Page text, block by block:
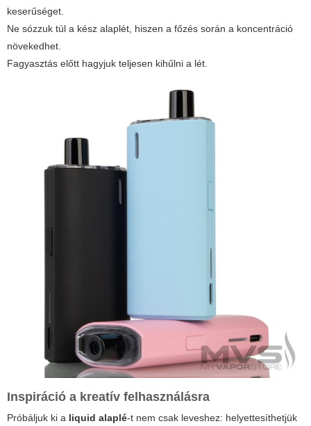
keserűséget.
Ne sózzuk túl a kész alaplét, hiszen a főzés során a koncentráció
növekedhet.
Fagyasztás előtt hagyjuk teljesen kihűlni a lét.
Inspiráció a kreatív felhasználásra
Próbáljuk ki a liquid alaplé-t nem csak leveshez: helyettesíthetjük